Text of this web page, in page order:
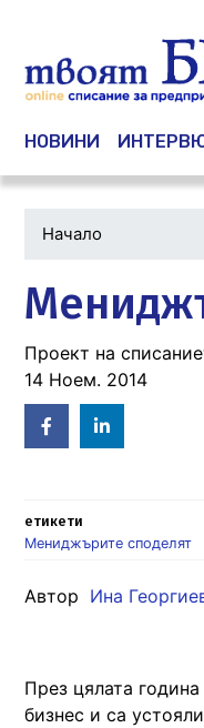
Main
НОВИНИ
Начало
Проект на
14 Ноем. 2014
Facebook
in
етикети
Мениджърите споделят
Автор Ина
През цялата
бизнес и са